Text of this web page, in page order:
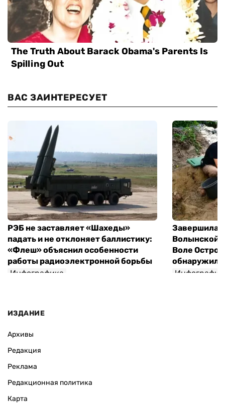
ВАС ЗАИНТЕРЕСУЕТ
РЭБ не заставляет «Шахеды»
падать и не отклоняет баллистику:
«Флеш» объяснил особенности
работы радиоэлектронной борьбы
Инфографика
Волынской
Воле
обнаружили
ИЗДАНИЕ
Архивы
Редакция
Реклама
Редакционная политика
Карта